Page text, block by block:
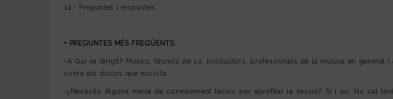
14.- Preguntes i respostes.
‣ PREGUNTES MÉS FREQÜENTS:
-A Qui va dirigit? Músics, tècnics de so, productors, professionals de la música en general
sobre els discos que escolta.
-¿Necesito Alguna mena de coneixement tècnic per aprofitar la sessió? Sí i no. No cal